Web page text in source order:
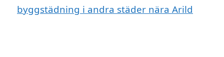
byggstädning i andra städer nära Arild